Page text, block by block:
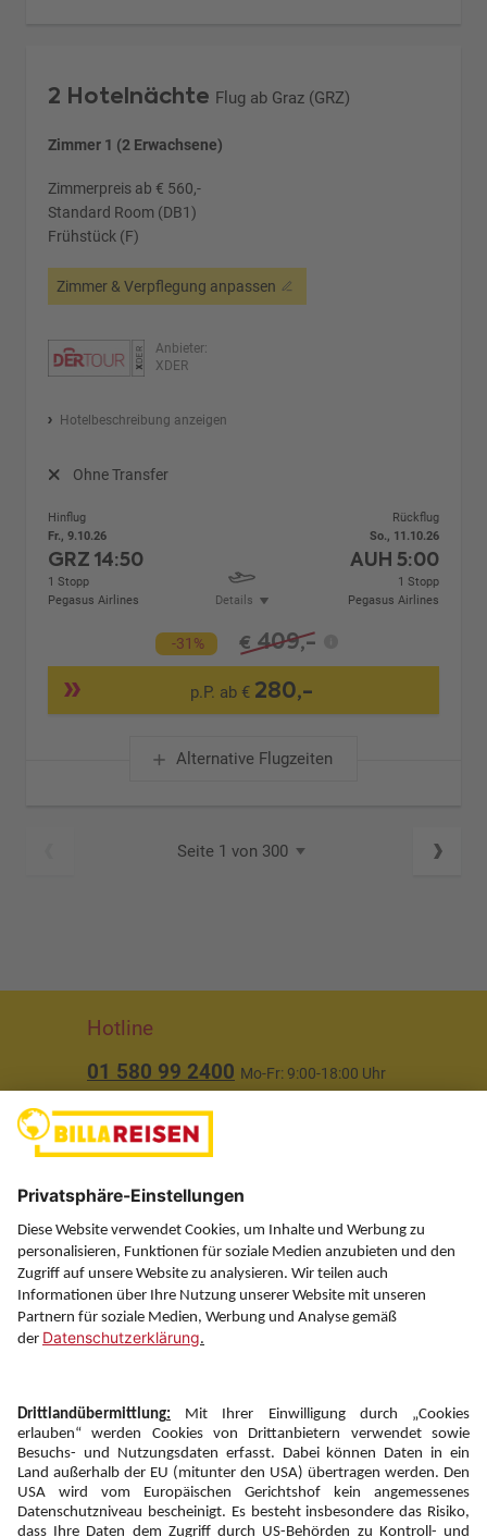
2 Hotelnächte Flug ab Graz (GRZ)
Zimmer 1 (2 Erwachsene)
Zimmerpreis ab € 560,-
Standard Room (DB1)
Frühstück (F)
Zimmer & Verpflegung anpassen
Anbieter:
XDER
Hotelbeschreibung anzeigen
Ohne Transfer
Hinflug
Fr., 9.10.26
GRZ14:50
1 Stopp
Pegasus Airlines
Details
Rückflug
So., 11.10.26
AUH 5:00
1 Stopp
Pegasus Airlines
-31% € 409,-
p.P. ab € 280,-
Alternative Flugzeiten
Seite 1 von 300
Hotline
01 580 99 2400 Mo-Fr: 9:00-18:00 Uhr
Über uns
Service
Information
Folgen Sie uns auf
Newsletter:
Anmelden